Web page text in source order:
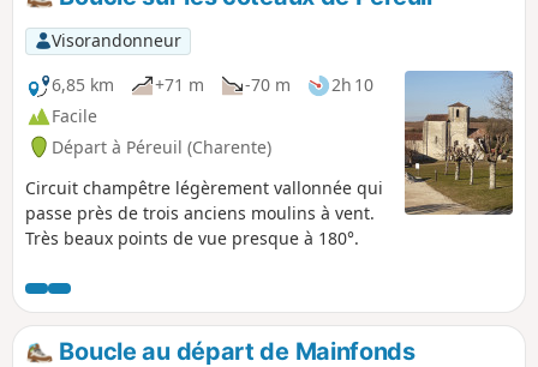
points de vue.
Visorandonneur
6,85 km
+71 m -70 m
2h 10
Facile
Départ à Péreuil (Charente)
Circuit champêtre légèrement vallonnée qui
passe près de trois anciens moulins à vent.
Très beaux points de vue presque à 180°.
Boucle au départ de Mainfonds